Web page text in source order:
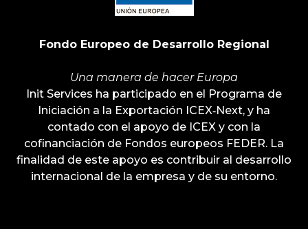
Fondo Europeo de Desarrollo Regional
Una manera de hacer Europa
Init Services ha participado en el Programa de
Iniciación a la Exportación ICEX‐Next, y ha
contado con el apoyo de ICEX y con la
cofinanciación de Fondos europeos FEDER. La
finalidad de este apoyo es contribuir al desarrollo
internacional de la empresa y de su entorno.